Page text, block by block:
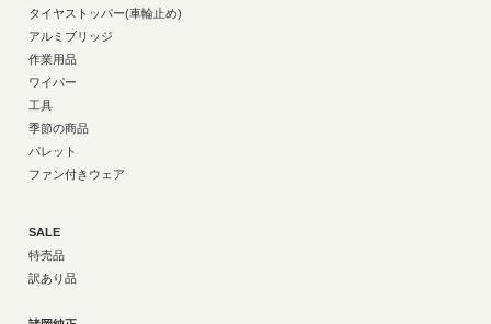
タイヤストッパー(車輪止め)
アルミブリッジ
作業用品
ワイパー
工具
季節の商品
パレット
ファン付きウェア
SALE
特売品
訳あり品